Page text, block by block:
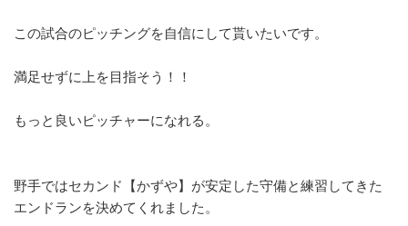
この試合のピッチングを自信にして貰いたいです。
満足せずに上を目指そう！！
もっと良いピッチャーになれる。
野手ではセカンド【かずや】 が安定した守備と練習してきた
エンドランを決めてくれました。